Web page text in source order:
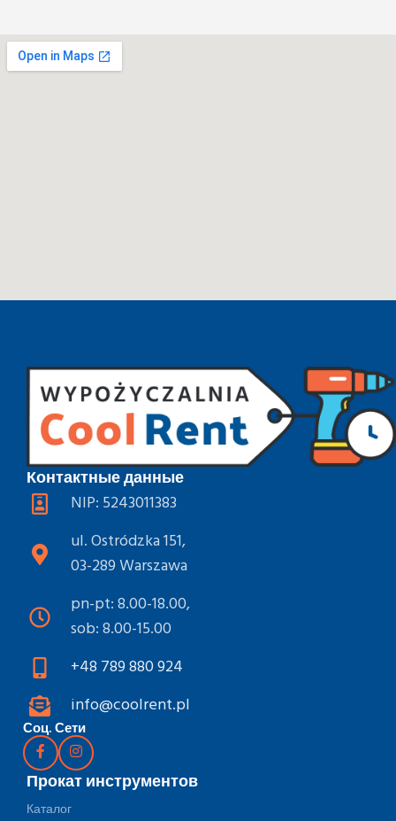
Контактные данные
NIP: 5243011383
ul. Ostródzka 151,
03-289 Warszawa
pn-pt: 8.00-18.00,
sob: 8.00-15.00
+48 789 880 924
info@coolrent.pl
Соц. Сети
Прокат инструментов
Каталог